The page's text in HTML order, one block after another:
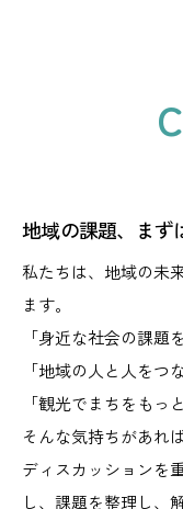
地域の課題、まず
私たちは、地域の未
ます。
「身近な社会の課題
「地域の人と人をつ
「観光でまちをもっ
そんな気持ちがあれ
ディスカッションを
し、課題を整理し、